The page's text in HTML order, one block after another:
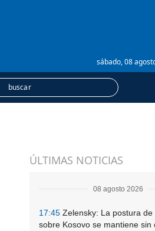
sábado, 08
Suscripción
ÚLTIMAS NOTICIAS
08 agosto 2026
17:45 Zelensky: La postura de
sobre Kosovo se mantiene sin